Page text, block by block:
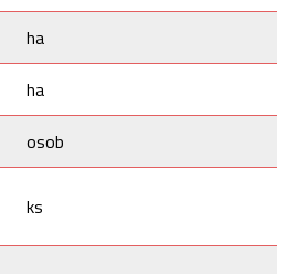
ha
ha
osob
ks